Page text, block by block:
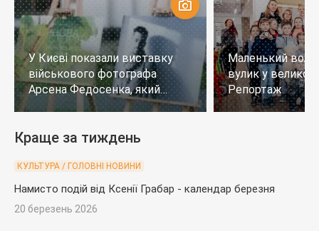
У Києві показали виставку
військового фотографа
Арсена Федосенка, який
загинув на війні
Маленький
вулик у
Репортаж
Краще за тиждень
КУЛЬТУРА / ГОЛОВНІ НОВИНИ
Намисто подій від Ксенії Грабар - календар березня
20 березень 2026